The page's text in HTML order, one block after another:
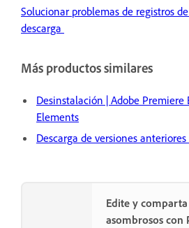
Solucionar problemas de registros
descarga
Más productos similares
Desinstalación | Adobe Premiere
Elements
Descarga de versiones
Edite y
asombrosos con